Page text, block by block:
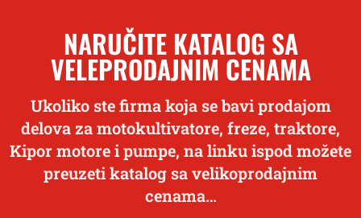
NARUČITE KATALOG SA
VELEPRODAJNIM CENAMA
Ukoliko ste firma koja se bavi prodajom
delova za motokultivatore, freze, traktore,
Kipor motore i pumpe, na linku ispod možete
preuzeti katalog sa velikoprodajnim
cenama…